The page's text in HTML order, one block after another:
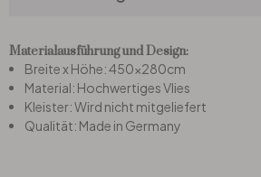
Büro
Bad
Materialausführung und Design:
Breite x Höhe: 450x280cm
Material: Hochwertiges Vlies
Kleister: Wird nicht mitgeliefert
Qualität: Made in Germany